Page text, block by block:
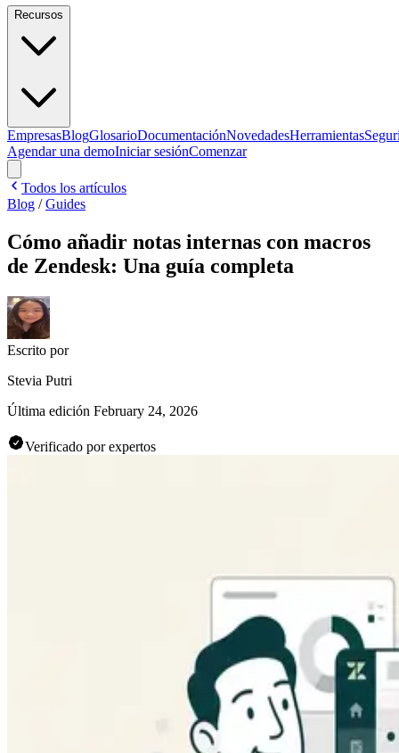
Recursos
EmpresasBlogGlosarioDocumentaciónNovedadesHerramientas
Agendar una demoIniciar sesiónComenzar
Todos los artículos
Blog /Guides
Cómo añadir notas internas con macros
de Zendesk: Una guía completa
Escrito por
Stevia Putri
Última edición February 24, 2026
Verificado por expertos